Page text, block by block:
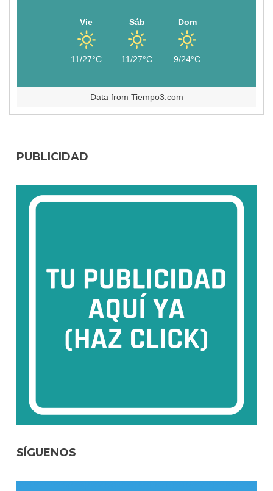
Vie
11/27°C
Sáb
11/27°C
Dom
9/24°C
Data from Tiempo3.com
PUBLICIDAD
SÍGUENOS